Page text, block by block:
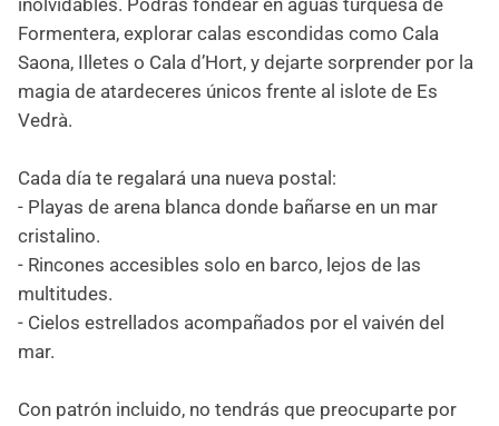
inolvidables. Podrás fondear en aguas turquesa de
Formentera, explorar calas escondidas como Cala
Saona, Illetes o Cala d’Hort, y dejarte sorprender por la
magia de atardeceres únicos frente al islote de Es
Vedrà.
Cada día te regalará una nueva postal:
- Playas de arena blanca donde bañarse en un mar
cristalino.
- Rincones accesibles solo en barco, lejos de las
multitudes.
- Cielos estrellados acompañados por el vaivén del
mar.
Con patrón incluido, no tendrás que preocuparte por